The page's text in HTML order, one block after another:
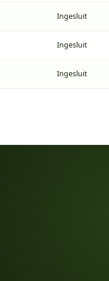
Ingesluit
Ingesluit
Ingesluit